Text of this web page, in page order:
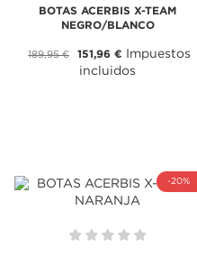
BOTAS ACERBIS X-TEAM
NEGRO/BLANCO
189,95 € 151,96 €
Impuestos
incluidos
-20%